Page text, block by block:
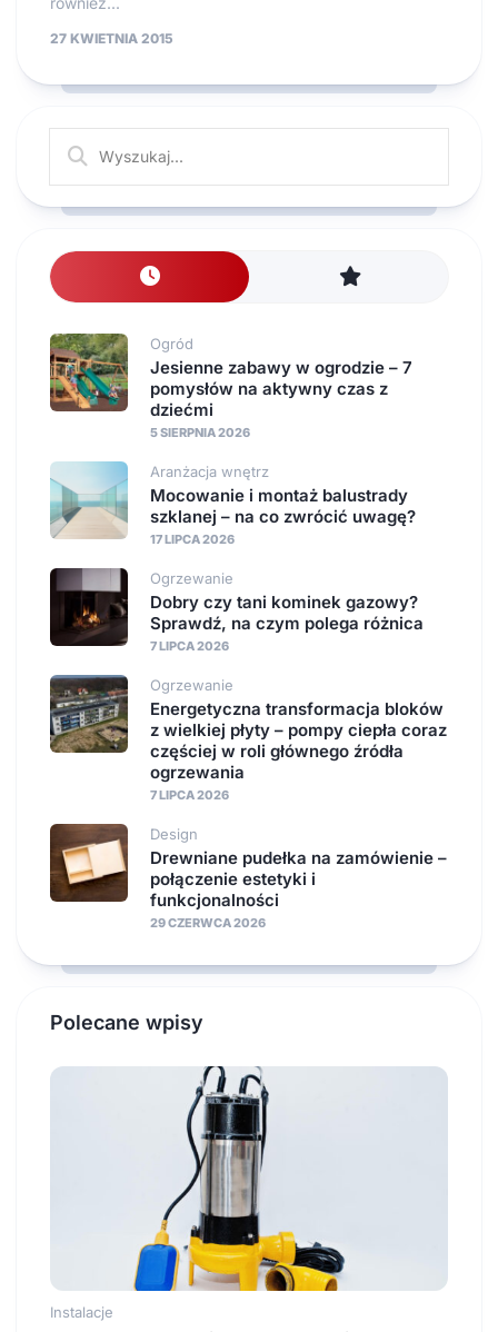
27 KWIETNIA 2015
Ogród
Jesienne zabawy w ogrodzie – 7
pomysłów na aktywny czas z
dziećmi
5 SIERPNIA 2026
Aranżacja wnętrz
Mocowanie i montaż balustrady
szklanej – na co zwrócić uwagę?
17 LIPCA 2026
Ogrzewanie
Dobry czy tani kominek gazowy?
Sprawdź, na czym polega różnica
7 LIPCA 2026
Ogrzewanie
Energetyczna transformacja bloków
z wielkiej płyty – pompy ciepła coraz
częściej w roli głównego źródła
ogrzewania
7 LIPCA 2026
Design
Drewniane pudełka na zamówienie –
połączenie estetyki i
funkcjonalności
29 CZERWCA 2026
Polecane wpisy
Instalacje